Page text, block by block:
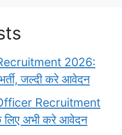
2026:
जल्दी करे आवेदन
Recruitment
अभी करे आवेदन